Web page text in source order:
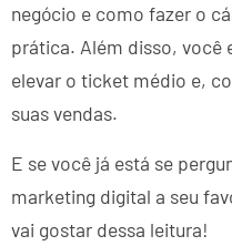
negócio e como fazer o
prática. Além disso, você
elevar o ticket médio e,
suas vendas.
E se você já está se
marketing digital a seu
vai gostar dessa leitura!